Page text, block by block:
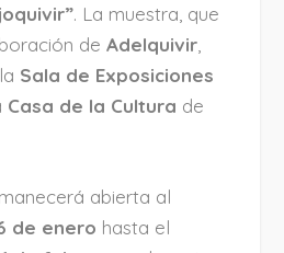
. La muestra, que
deAdelquivir
Sala de Exposiciones
Casa de la Cultura de
abierta al
de enero hasta el